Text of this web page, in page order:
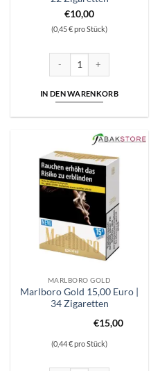
€10,00
(0,45 € pro Stück)
IN DEN WARENKORB
MARLBORO GOLD
Marlboro Gold 15,00 Euro |
34 Zigaretten
€15,00
(0,44 € pro Stück)